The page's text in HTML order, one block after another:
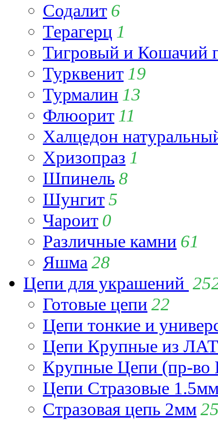
Содалит 6
Терагерц 1
Тигровый и Кошачий
Турквенит 19
Турмалин 13
Флюорит 11
Халцедон
Хризопраз 1
Шпинель 8
Шунгит5
Чароит 0
Различные камни 61
Яшма 28
Цепи для украшений
Готовые цепи 22
Цепи тонкие и
Цепи Крупные из
Крупные Цепи (пр-во
Цепи Стразовые
Стразовая цепь 2мм